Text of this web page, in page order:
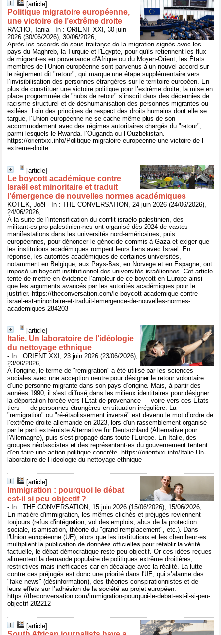
[article]
Politique migratoire européenne,
une victoire de l’extrême droite
RACHO, Tania - In : ORIENT XXI, 30 juin
2026 (30/06/2026), 30/06/2026,
Après les accords de sous-traitance de la migration signés avec les
pays du Maghreb, la Turquie et l'Égypte, pour qu'ils retiennent les flux
de migrant·es en provenance d'Afrique ou du Moyen-Orient, les États
membres de l’Union européenne sont parvenus à un nouvel accord sur
le règlement dit "retour", qui marque une étape supplémentaire vers
l’invisibilisation des personnes étrangères sur le territoire européen. En
plus de constituer une victoire politique pour l’extrême droite, la mise en
place programmée de "hubs de retour" s’inscrit dans des décennies de
racisme structurel et de déshumanisation des personnes migrantes ou
exilées. Loin des principes de respect des droits humains dont elle se
targue, l’Union européenne ne se cache même plus de son
accommodement avec des régimes autoritaires chargés du "retour",
parmi lesquels le Rwanda, l’Ouganda ou l’Ouzbékistan.
https://orientxxi.info/Politique-migratoire-europeenne-une-victoire-de-l-
extreme-droite
[article]
Le boycott académique contre
Israël est minoritaire et traduit
l’émergence de nouvelles normes académiques
KOTEK, Joël - In : THE CONVERSATION, 24 juin 2026 (24/06/2026),
24/06/2026,
À la suite de l’intensification du conflit israélo-palestinien, des
militant·es pro-palestinien·nes ont organisé dès 2024 de vastes
manifestations dans les universités nord-américaines, puis
européennes, pour dénoncer le génocide commis à Gaza et exiger que
les institutions académiques rompent leurs liens avec Israël. En
réponse, les autorités académiques de certaines universités,
notamment en Belgique, aux Pays-Bas, en Norvège et en Espagne, ont
imposé un boycott institutionnel des universités israéliennes. Cet article
tente de mettre en évidence l’ampleur de ce boycott en Europe ainsi
que les arguments avancés par les autorités académiques pour le
justifier. https://theconversation.com/le-boycott-academique-contre-
israel-est-minoritaire-et-traduit-lemergence-de-nouvelles-normes-
academiques-284203
[article]
Italie. Un laboratoire de l’idéologie
du nettoyage ethnique
- In : ORIENT XXI, 23 juin 2026 (23/06/2026),
23/06/2026,
À l'origine, le terme de "remigration" a été utilisé par les sciences
sociales avec une acception neutre pour désigner le retour volontaire
d’une personne migrante dans son pays d’origine. Mais, à partir des
années 1990, il s'est diffusé dans les milieux identitaires pour désigner
la déportation forcée vers l’État de provenance — voire vers des États
tiers — de personnes étrangères en situation irrégulière. La
"remigration" ou "ré-établissement inversé" est devenu le mot d’ordre de
l’extrême droite allemande en 2023, lors d'un rassemblement organisé
par le parti extrémiste Alternative für Deutschland (Alternative pour
l'Allemagne), puis s'est propagé dans toute l'Europe. En Italie, des
groupes néofascistes et des représentant·es du gouvernement tentent
d’en faire une action politique concrète. https://orientxxi.info/Italie-Un-
laboratoire-de-l-ideologie-du-nettoyage-ethnique
[article]
Immigration : pourquoi le débat
est‑il si peu objectif ?
- In : THE CONVERSATION, 15 juin 2026 (15/06/2026), 15/06/2026,
En matière d'immigration, les mêmes clichés et préjugés reviennent
toujours (refus d'intégration, vol des emplois, abus de la protection
sociale, islamisation, théorie du "grand remplacement", etc.). Dans
l'Union européenne (UE), alors que les institutions et les chercheur·es
multiplient la publication de données officielles pour rétablir la vérité
factuelle, le débat démocratique reste peu objectif. Or ces idées reçues
alimentent la demande populaire de politiques extrême droitières,
restrictives mais inefficaces car en décalage avec la réalité. La lutte
contre ces préjugés est donc une priorité dans l'UE, qui s’alarme des
"fake news" (désinformation), des théories conspirationnistes et de
leurs effets sur l’adhésion de la société au projet européen.
https://theconversation.com/immigration-pourquoi-le-debat-est-il-si-peu-
objectif-282212
[article]